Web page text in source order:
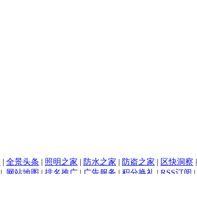
| 全景头条 | 照明之家 | 防水之家 | 防盗之家 | 区快洞察 |
| 网站地图 | 排名推广 | 广告服务 | 积分换礼 | RSS订阅 |